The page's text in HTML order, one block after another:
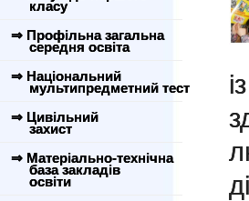
класу
⇒ Профільна загальна
середня освіта
⇒ Національний
мультипредметний тест
⇒ Цивільний
захист
⇒ Матеріально-технічна
база закладів
освіти